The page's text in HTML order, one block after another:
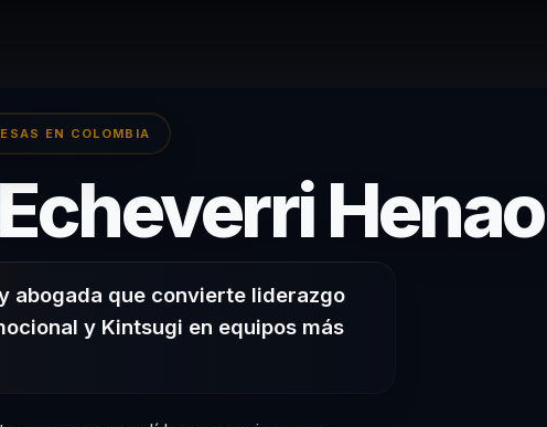
EN COLOMBIA
Henao
abogada que convierte liderazgo
y Kintsugi en equipos más